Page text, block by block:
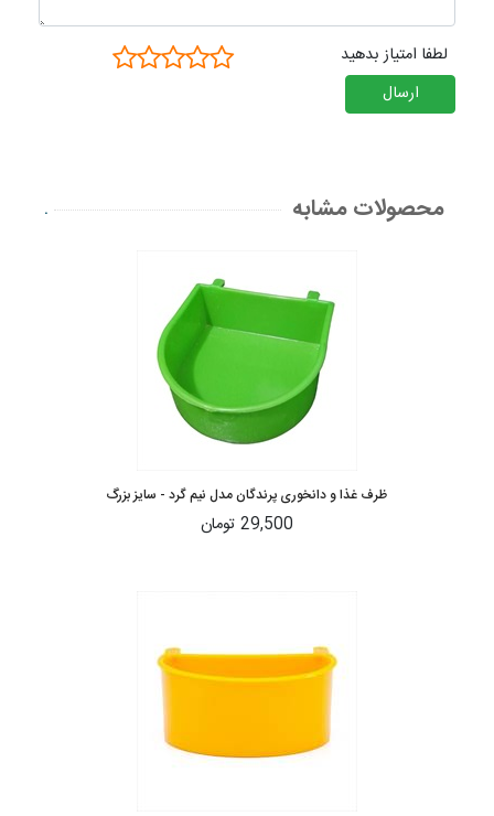
لطفا امتیاز بدهید
ارسال
محصولات مشابه .
ظرف غذا و دانخوری پرندگان مدل نیم گرد - سایز بزرگ
29,500 تومان